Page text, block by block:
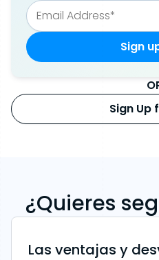
Sign Up
¿Quieres
Las ventajas y